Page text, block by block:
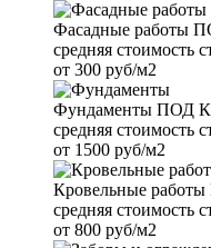
Фасадные работы
средняя стоимость
от 300 руб/м2
Фундаменты ПОД
средняя стоимость
от 1500 руб/м2
Кровельные работы
средняя стоимость
от 800 руб/м2